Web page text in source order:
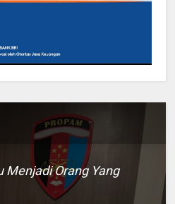
Menjadi Orang Yang